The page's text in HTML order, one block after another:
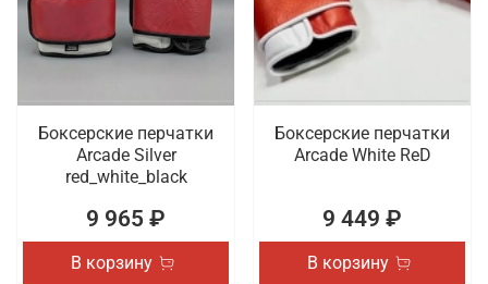
Боксерские перчатки
Arcade Silver
red_white_black
9 965 ₽
В корзину
Боксерские перчатки
Arcade White ReD
9 449 ₽
В корзину